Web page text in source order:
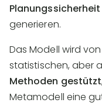
Planungssicherheit
generieren.
Das Modell wird
statistischen, aber
Methoden gestützt
Metamodell eine